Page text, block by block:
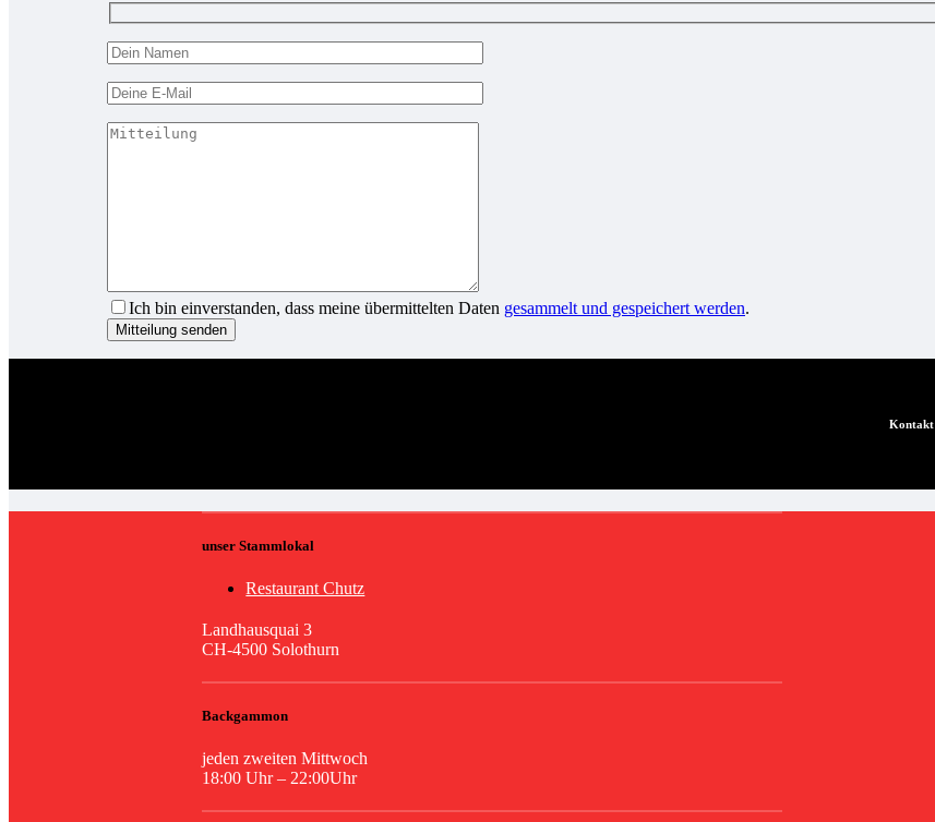
Ich bin einverstanden, dass meine übermittelten Daten gesammelt und gespeichert werden.
Kontakt
unser Stammlokal
Restaurant Chutz
Landhausquai 3
CH-4500 Solothurn
Backgammon
jeden zweiten Mittwoch
18:00 Uhr – 22:00Uhr